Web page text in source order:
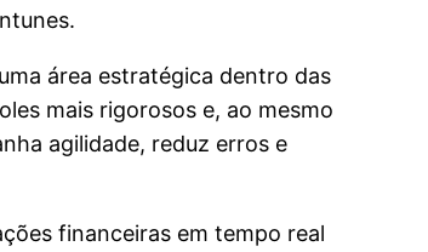
área estratégica dentro das
mais rigorosos e, ao mesmo
agilidade, reduz erros e
financeiras em tempo real